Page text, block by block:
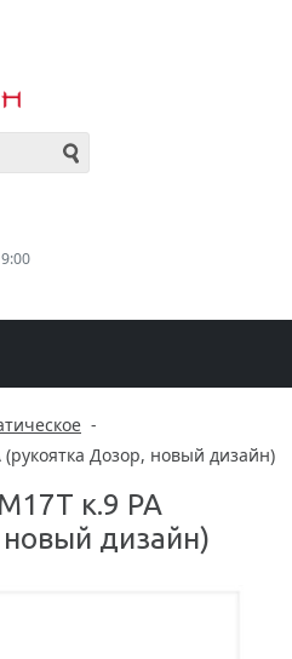
-
Дозор, новый дизайн)
к.9 РА
дизайн)